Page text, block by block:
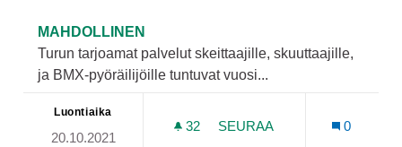
MAHDOLLINEN
Turun tarjoamat palvelut skeittaajille, skuuttaajille,
ja BMX-pyöräilijöille tuntuvat vuosi...
Luontiaika
20.10.2021
32 32 SEURAAJAA
SEURAA
0